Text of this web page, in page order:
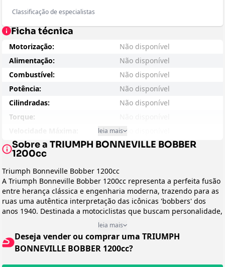
Classificação de especialistas
Ficha técnica
Motorização:
Não disponível
Alimentação:
Não disponível
Combustível:
Não disponível
Potência:
Não disponível
Cilindradas:
Não disponível
Torque:
Não disponível
Consumo - Cidade:
Não disponível
Consumo - Estrada:
Entre-eixos:
Peso:
Não disponível
Suspensão Dianteira:
Não disponível
Suspensão Traseira:
Não disponível
Não disponível
Preço Sugerido:
Não disponível
leia mais
Sobre a TRIUMPH BONNEVILLE BOBBER
1200cc
Triumph Bonneville Bobber 1200cc
A Triumph Bonneville Bobber 1200cc representa a perfeita fusão
entre herança clássica e engenharia moderna, trazendo para as
ruas uma autêntica interpretação das icônicas 'bobbers' dos
anos 1940. Destinada a motociclistas que buscam personalidade,
exclusividade e uma experiência de pilotagem visceral, a Bobber
se diferencia por seu minimalismo proposital e seu caráter
rebelde, oferecendo uma alternativa refinada no universo das
customs que valoriza tanto a estética quanto o desempenho.
leia mais
Deseja vender ou comprar uma TRIUMPH
BONNEVILLE BOBBER 1200cc?